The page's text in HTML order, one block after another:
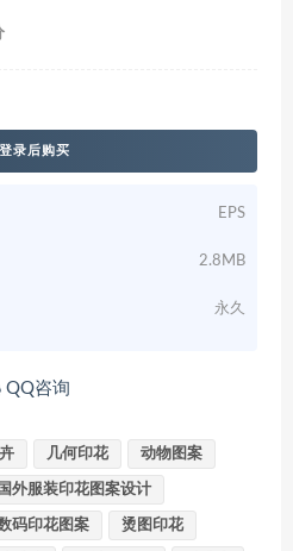
登录后购买
EPS
2.8MB
永久
QQ咨询
几何印花 动物图案
国外服装印花图案设计
码印花图案 烫图印花